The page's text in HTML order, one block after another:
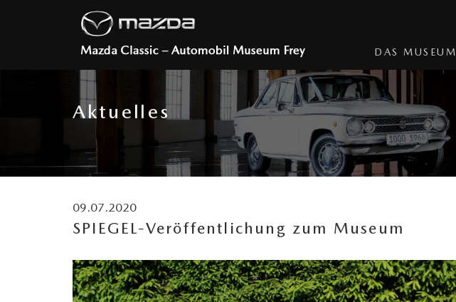
DAS MUSEUM
Aktuelles
09.07.2020
SPIEGEL-Veröffentlichung zum Museum